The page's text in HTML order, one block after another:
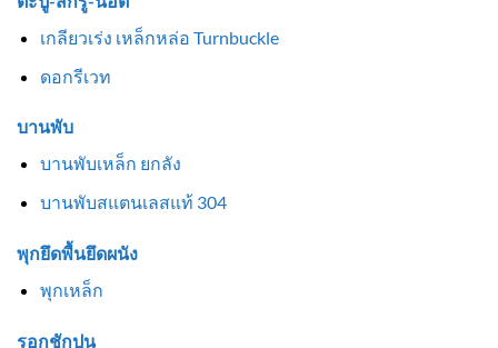
เกลียวเร่ง เหล็กหล่อ Turnbuckle
ดอกรีเวท
บานพับ
บานพับเหล็ก ยกลัง
บานพับสแตนเลสแท้ 304
พุกยึดพื้นยึดผนัง
พุกเหล็ก
รอกชักปูน